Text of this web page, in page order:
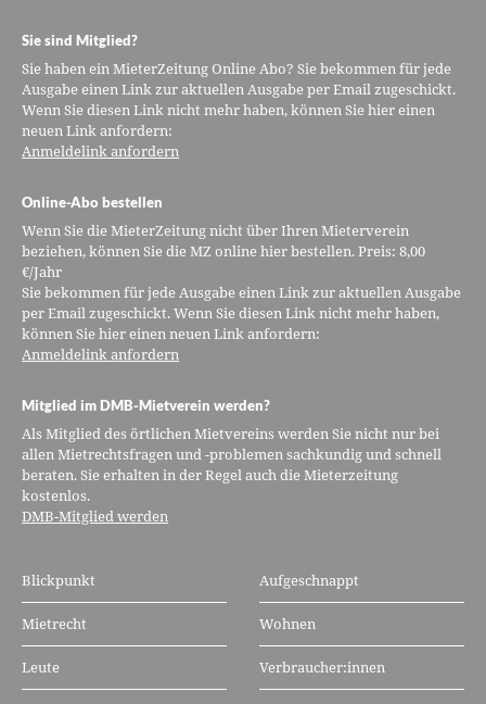
Sie sind Mitglied?
Sie haben ein MieterZeitung Online Abo? Sie bekommen für jede
Ausgabe einen Link zur aktuellen Ausgabe per Email zugeschickt.
Wenn Sie diesen Link nicht mehr haben, können Sie hier einen
neuen Link anfordern:
Anmeldelink anfordern
Online-Abo bestellen
Wenn Sie die MieterZeitung nicht über Ihren Mieterverein
beziehen, können Sie die MZ online hier bestellen. Preis: 8,00
€/Jahr
Sie bekommen für jede Ausgabe einen Link zur aktuellen Ausgabe
per Email zugeschickt. Wenn Sie diesen Link nicht mehr haben,
können Sie hier einen neuen Link anfordern:
Anmeldelink anfordern
Mitglied im DMB-Mietverein werden?
Als Mitglied des örtlichen Mietvereins werden Sie nicht nur bei
allen Mietrechtsfragen und -problemen sachkundig und schnell
beraten. Sie erhalten in der Regel auch die Mieterzeitung
kostenlos.
DMB-Mitglied werden
Blickpunkt
Mietrecht
Leute
Aufgeschnappt
Wohnen
Verbraucher:innen